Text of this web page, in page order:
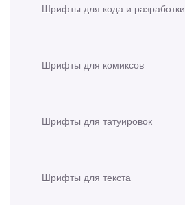
Шрифты для кода и разработки
Шрифты для комиксов
Шрифты для татуировок
Шрифты для текста